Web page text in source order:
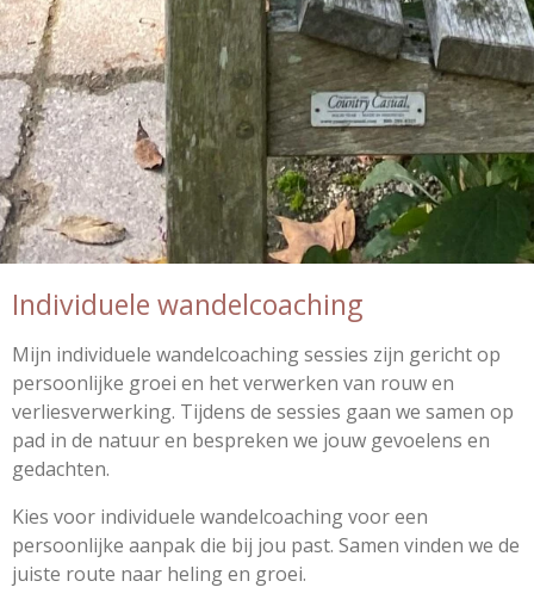
Individuele wandelcoaching
Mijn individuele wandelcoaching sessies zijn gericht op
persoonlijke groei en het verwerken van rouw en
verliesverwerking. Tijdens de sessies gaan we samen op
pad in de natuur en bespreken we jouw gevoelens en
gedachten.
Kies voor individuele wandelcoaching voor een
persoonlijke aanpak die bij jou past. Samen vinden we de
juiste route naar heling en groei.